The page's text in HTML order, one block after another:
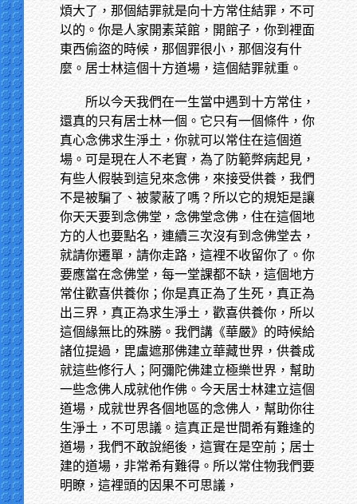
煩大了，那個結罪就是向十方常住結罪，不可
以的。你是人家開素菜館，開館子，你到裡面
東西偷盜的時候，那個罪很小，那個沒有什
麼。居士林這個十方道場，這個結罪就重。
所以今天我們在一生當中遇到十方常住，
還真的只有居士林一個。它只有一個條件，你
真心念佛求生淨土，你就可以常住在這個道
場。可是現在人不老實，為了防範弊病起見，
有些人假裝到這兒來念佛，來接受供養，我們
不是被騙了、被蒙蔽了嗎？所以它的規矩是讓
你天天要到念佛堂，念佛堂念佛，住在這個地
方的人也要點名，連續三次沒有到念佛堂去，
就請你遷單，請你走路，這裡不收留你了。你
要應當在念佛堂，每一堂課都不缺，這個地方
常住歡喜供養你；你是真正為了生死，真正為
出三界，真正為求生淨土，歡喜供養你，所以
這個緣無比的殊勝。我們講《華嚴》的時候給
諸位提過，毘盧遮那佛建立華藏世界，供養成
就這些修行人；阿彌陀佛建立極樂世界，幫助
一些念佛人成就他作佛。今天居士林建立這個
道場，成就世界各個地區的念佛人，幫助你往
生淨土，不可思議。這真正是世間希有難逢的
道場，我們不敢說絕後，這實在是空前；居士
建的道場，非常希有難得。所以常住物我們要
明瞭，這裡頭的因果不可思議，